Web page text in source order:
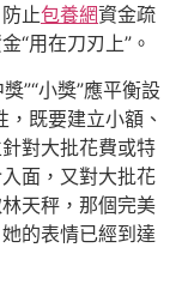
止包養網資金疏
“用在刀刃上”。
”“小獎”應平衡設
既要建立小額、
針對大批花費或特
面，又對大批花
天秤，那個完美
的表情已經到達